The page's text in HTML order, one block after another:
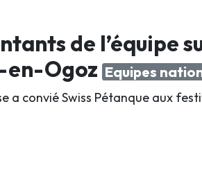
de l’équipe
en-Ogoz Equipes
a convié Swiss Pétanque aux